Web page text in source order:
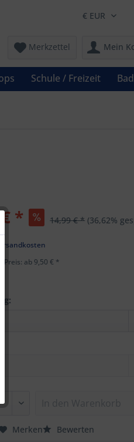
Merkzettel Mein
Schule / Freizeit
* 14,99 € * (36,62%
ab 9,50 € *
Merken Bewerten